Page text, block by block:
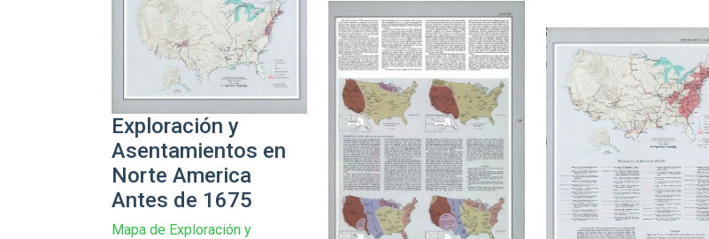
Exploración y
Asentamientos en
Norte America
Antes de 1675
Mapa de Exploración y